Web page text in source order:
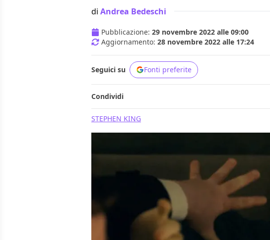
di Andrea Bedeschi
Pubblicazione: 29 novembre 2022 alle 09:00
Aggiornamento: 28 novembre 2022 alle 17:24
Seguici su Fonti preferite
Condividi
STEPHEN KING